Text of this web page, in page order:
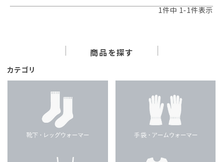
1件中 1-1件表示
商品を探す
カテゴリ